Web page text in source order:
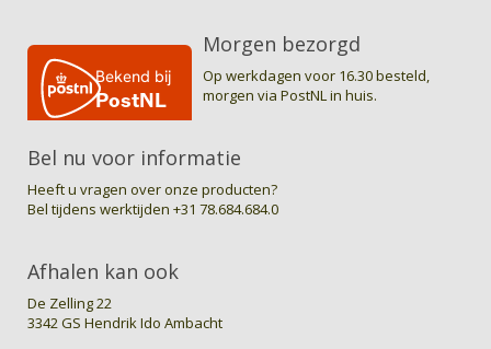
Morgen bezorgd
Op werkdagen voor 16.30 besteld,
morgen via PostNL in huis.
Bel nu voor informatie
Heeft u vragen over onze producten?
Bel tijdens werktijden +31 78.684.684.0
Afhalen kan ook
De Zelling 22
3342 GS Hendrik Ido Ambacht